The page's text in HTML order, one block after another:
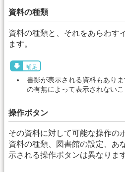
資料の種類
資料の種類と、それをあらわす
ます。
補足
書影が表示される資料もあり
の有無によって表示されないこ
操作ボタン
その資料に対して可能な操作の
資料の種類、図書館の設定、あ
示される操作ボタンは異なります